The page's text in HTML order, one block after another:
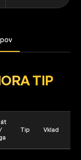
TIP
Tip Vklad